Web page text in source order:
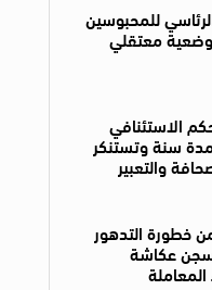
الرئاسي للمحبوسين
وضعية معتقلي
الاستئنافي
سنة وتستنكر
والتعبير
خطورة التدهور
عكاشة